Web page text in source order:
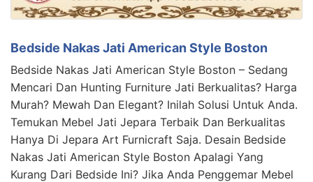
Bedside Nakas Jati American Style Boston
Bedside Nakas Jati American Style Boston – Sedang
Mencari Dan Hunting Furniture Jati Berkualitas? Harga
Murah? Mewah Dan Elegant? Inilah Solusi Untuk Anda.
Temukan Mebel Jati Jepara Terbaik Dan Berkualitas
Hanya Di Jepara Art Furnicraft Saja. Desain Bedside
Nakas Jati American Style Boston Apalagi Yang
Kurang Dari Bedside Ini? Jika Anda Penggemar Mebel